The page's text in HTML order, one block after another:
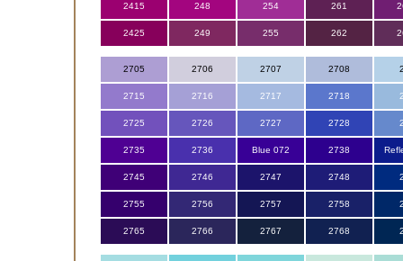
2415 248 254 261
2425 249 255 262
2705 2706 2707 2708
2715 2716 2717 2718
2725 2726 2727 2728
2735 2736 Blue 072 2738
2745 2746 2747 2748
2755 2756 2757 2758
2765 2766 2767 2768